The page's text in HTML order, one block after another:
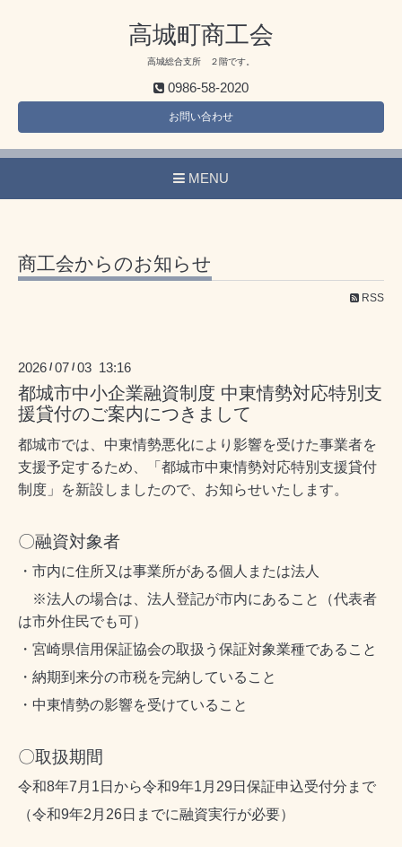
高城町商工会
高城総合支所 ２階です。
0986-58-2020
お問い合わせ
MENU
商工会からのお知らせ
RSS
2026 /07 /03 13:16
都城市中小企業融資制度 中東情勢対応特別支
援貸付のご案内につきまして
都城市では、中東情勢悪化により影響を受けた事業者を
支援予定するため、「都城市中東情勢対応特別支援貸付
制度」を新設しましたので、お知らせいたします。
〇融資対象者
・市内に住所又は事業所がある個人または法人
※法人の場合は、法人登記が市内にあること（代表者
は市外住民でも可）
・宮崎県信用保証協会の取扱う保証対象業種であること
・納期到来分の市税を完納していること
・中東情勢の影響を受けていること
〇取扱期間
令和8年7月1日から令和9年1月29日保証申込受付分まで
（令和9年2月26日までに融資実行が必要）